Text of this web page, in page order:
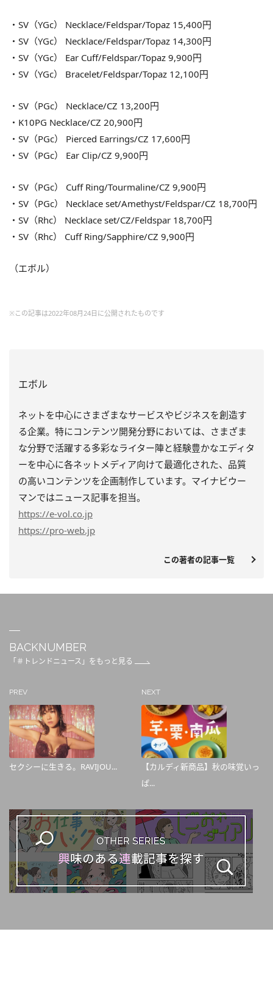
・SV（YGc） Necklace/Feldspar/Topaz 15,400円
・SV（YGc） Necklace/Feldspar/Topaz 14,300円
・SV（YGc） Ear Cuff/Feldspar/Topaz 9,900円
・SV（YGc） Bracelet/Feldspar/Topaz 12,100円
・SV（PGc） Necklace/CZ 13,200円
・K10PG Necklace/CZ 20,900円
・SV（PGc） Pierced Earrings/CZ 17,600円
・SV（PGc） Ear Clip/CZ 9,900円
・SV（PGc） Cuff Ring/Tourmaline/CZ 9,900円
・SV（PGc） Necklace set/Amethyst/Feldspar/CZ 18,700円
・SV（Rhc） Necklace set/CZ/Feldspar 18,700円
・SV（Rhc） Cuff Ring/Sapphire/CZ 9,900円
（エボル）
※この記事は2022年08月24日に公開されたものです
エボル
ネットを中心にさまざまなサービスやビジネスを創造す
る企業。特にコンテンツ開発分野においては、さまざま
な分野で活躍する多彩なライター陣と経験豊かなエディタ
ーを中心に各ネットメディア向けて最適化された、品質
の高いコンテンツを企画制作しています。マイナビウー
マンではニュース記事を担当。
https://e-vol.co.jp
https://pro-web.jp
この著者の記事一覧
BACKNUMBER
「＃トレンドニュース」をもっと見る
PREV
セクシーに生きる。RAVIJOU...
NEXT
【カルディ新商品】秋の味覚いっ
ぱ...